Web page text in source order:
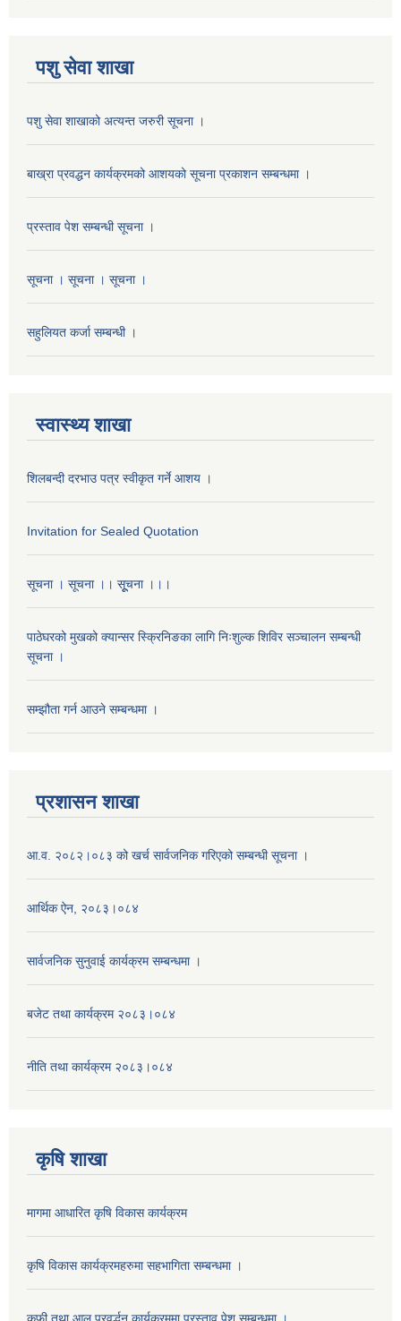
पशु सेवा शाखा
पशु सेवा शाखाको अत्यन्त जरुरी सूचना ।
बाख्रा प्रवद्धन कार्यक्रमको आशयको सूचना प्रकाशन सम्बन्धमा ।
प्रस्ताव पेश सम्बन्धी सूचना ।
सूचना । सूचना । सूचना ।
सहुलियत कर्जा सम्बन्धी ।
स्वास्थ्य शाखा
शिलबन्दी दरभाउ पत्र स्वीकृत गर्ने आशय ।
Invitation for Sealed Quotation
सूचना । सूचना ।। सूूचना ।।।
पाठेघरको मुखको क्यान्सर स्क्रिनिङका लागि निःशुल्क शिविर सञ्चालन सम्बन्धी
सूचना ।
सम्झौता गर्न आउने सम्बन्धमा ।
प्रशासन शाखा
आ.व. २०८२।०८३ को खर्च सार्वजनिक गरिएको सम्बन्धी सूचना ।
आर्थिक ऐन, २०८३।०८४
सार्वजनिक सुनुवाई कार्यक्रम सम्बन्धमा ।
बजेट तथा कार्यक्रम २०८३।०८४
नीति तथा कार्यक्रम २०८३।०८४
कृषि शाखा
मागमा आधारित कृषि विकास कार्यक्रम
कृषि विकास कार्यक्रमहरुमा सहभागिता सम्बन्धमा ।